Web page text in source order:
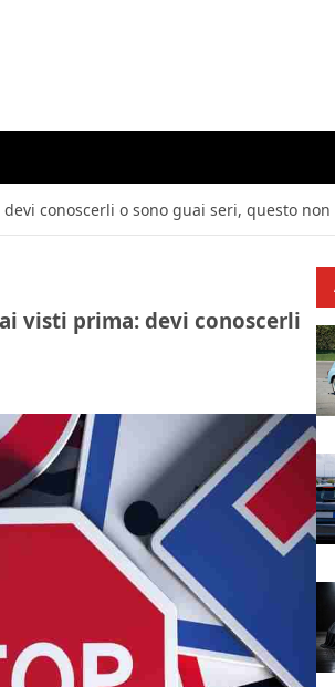
conoscerli o sono guai seri, questo
visti prima: devi conoscerli